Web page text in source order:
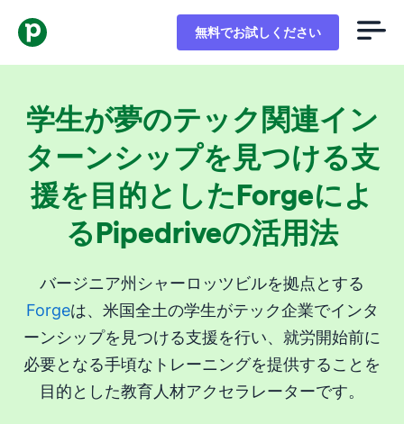
無料でお試しください
学生が夢のテック関連イン
ターンシップを見つける支
援を目的としたForgeによ
るPipedriveの活用法
バージニア州シャーロッツビルを拠点とする
Forgeは、米国全土の学生がテック企業でインタ
ーンシップを見つける支援を行い、就労開始前に
必要となる手頃なトレーニングを提供することを
目的とした教育人材アクセラレーターです。